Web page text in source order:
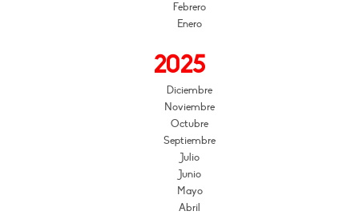
Febrero
Enero
2025
Diciembre
Noviembre
Octubre
Septiembre
Julio
Junio
Mayo
Abril